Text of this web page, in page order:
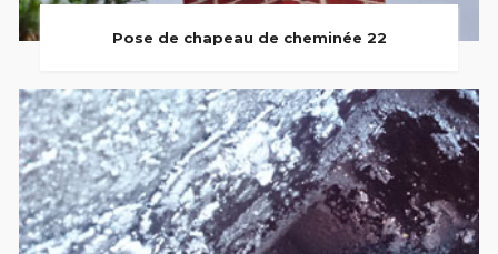
Pose de chapeau de cheminée 22